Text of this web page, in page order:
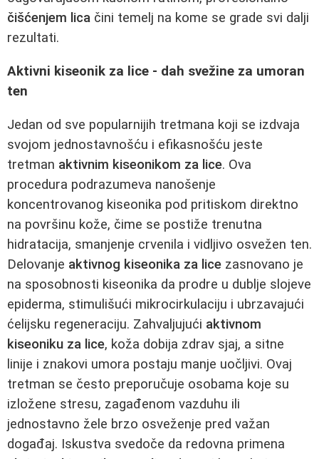
čišćenjem lica čini temelj na kome se grade svi dalji
rezultati.
Aktivni kiseonik za lice - dah svežine za umoran
ten
Jedan od sve popularnijih tretmana koji se izdvaja
svojom jednostavnošću i efikasnošću jeste
tretman aktivnim kiseonikom za lice. Ova
procedura podrazumeva nanošenje
koncentrovanog kiseonika pod pritiskom direktno
na površinu kože, čime se postiže trenutna
hidratacija, smanjenje crvenila i vidljivo osvežen ten.
Delovanje aktivnog kiseonika za lice zasnovano je
na sposobnosti kiseonika da prodre u dublje slojeve
epiderma, stimulišući mikrocirkulaciju i ubrzavajući
ćelijsku regeneraciju. Zahvaljujući aktivnom
kiseoniku za lice, koža dobija zdrav sjaj, a sitne
linije i znakovi umora postaju manje uočljivi. Ovaj
tretman se često preporučuje osobama koje su
izložene stresu, zagađenom vazduhu ili
jednostavno žele brzo osveženje pred važan
događaj. Iskustva svedoče da redovna primena